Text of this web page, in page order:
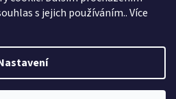
s jejich používáním.. Více
. Všechna práva
vyhrazena.
zajišťuje